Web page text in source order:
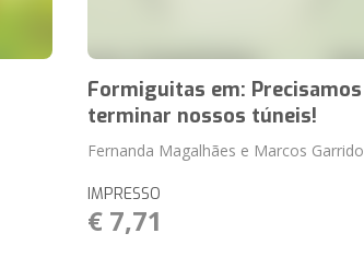
Formiguitas em: Precisamos
terminar nossos túneis!
Fernanda Magalhães e Marcos Garrido
IMPRESSO
€ 7,71